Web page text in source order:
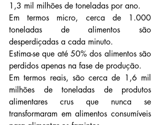
1,3 mil milhões de toneladas por ano.
Em termos micro, cerca de 1.000
toneladas de alimentos são
desperdiçadas a cada minuto.
Estima-se que até 50% dos alimentos são
perdidos apenas na fase de produção.
Em termos reais, são cerca de 1,6 mil
milhões de toneladas de produtos
alimentares crus que nunca se
transformaram em alimentos consumíveis